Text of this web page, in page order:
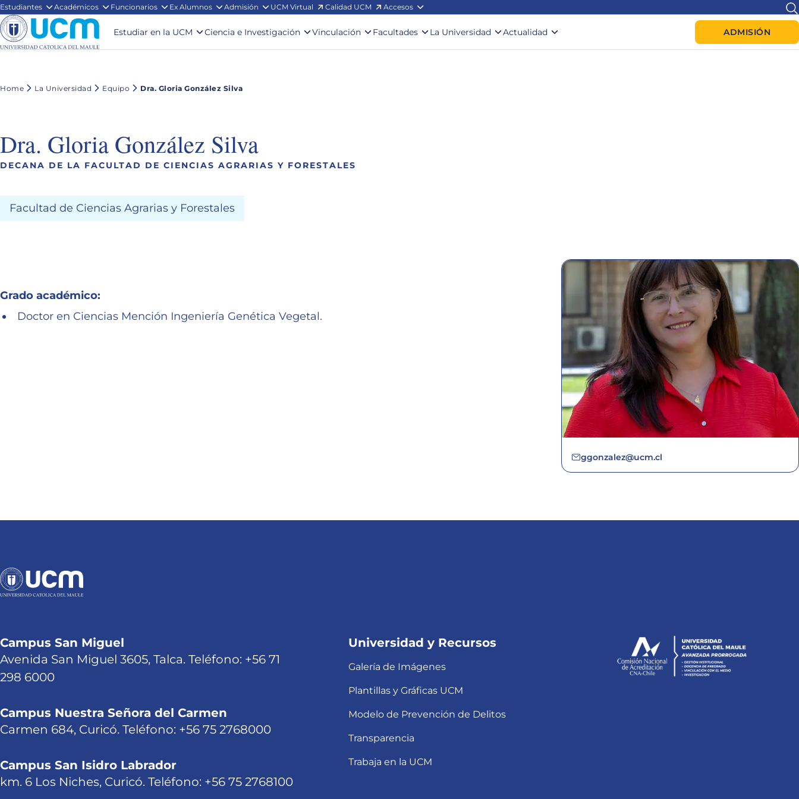
Estudiantes Académicos Funcionarios Ex Alumnos Admisión UCM Virtual Calidad UCM Accesos
Estudiar en la UCM Ciencia e Investigación Vinculación Facultades La Universidad Actualidad ADMISIÓN
Home La Universidad Equipo Dra. Gloria González Silva
Dra. Gloria González Silva
DECANA DE LA FACULTAD DE CIENCIAS AGRARIAS Y FORESTALES
Facultad de Ciencias Agrarias y Forestales
Grado académico:
Doctor en Ciencias Mención Ingeniería Genética Vegetal.
ggonzalez@ucm.cl
Campus San Miguel
Avenida San Miguel 3605, Talca. Teléfono: +56 71
298 6000
Campus Nuestra Señora del Carmen
Carmen 684, Curicó. Teléfono: +56 75 2768000
Campus San Isidro Labrador
km. 6 Los Niches, Curicó. Teléfono: +56 75 2768100
Universidad y Recursos
Galería de Imágenes
Plantillas y Gráficas UCM
Modelo de Prevención de Delitos
Transparencia
Trabaja en la UCM